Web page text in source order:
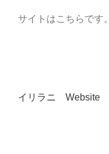
サイトはこちらです。
イリラニ Website